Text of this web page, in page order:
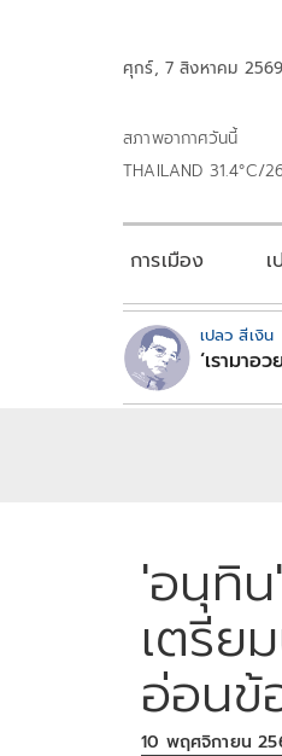
ศุกร์, 7 สิงหาคม 2569
สภาพอากาศวันนี้
THAILAND 31.4°C/
การเมือง
เปลว สีเงิน
‘เรามาอ
'อนุทิ
เตรีย
อ่อนข้
10 พฤศจิกายน